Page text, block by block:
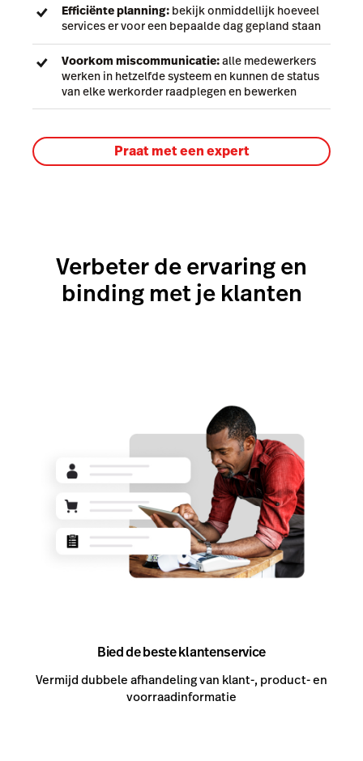
Efficiënte planning: bekijk onmiddellijk hoeveel
services er voor een bepaalde dag gepland staan
Voorkom miscommunicatie:alle medewerkers
werken in hetzelfde systeem en kunnen de status
van elke werkorder raadplegen en bewerken
Praat met een expert
Verbeter de ervaring en
binding met je klanten
Bied de beste klantenservice
Vermijd dubbele afhandeling van klant-, product- en
voorraadinformatie